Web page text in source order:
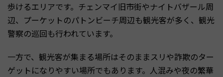
歩けるエリアです。チェンマイ旧市街やナイトバザール周
辺、プーケットのパトンビーチ周辺も観光客が多く、観光
警察の巡回も行われています。
一方で、観光客が集まる場所はそのままスリや詐欺のター
ゲットになりやすい場所でもあります。人混みや夜の繁華